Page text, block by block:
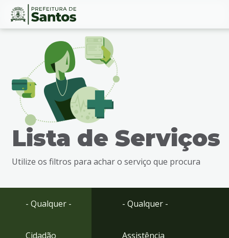
Ir
busca
Ir
Conteúdo
Lista de Serviços
Utilize os filtros para achar o serviço que procura
- Qualquer -
Cidadão
- Qualquer -
Assistência